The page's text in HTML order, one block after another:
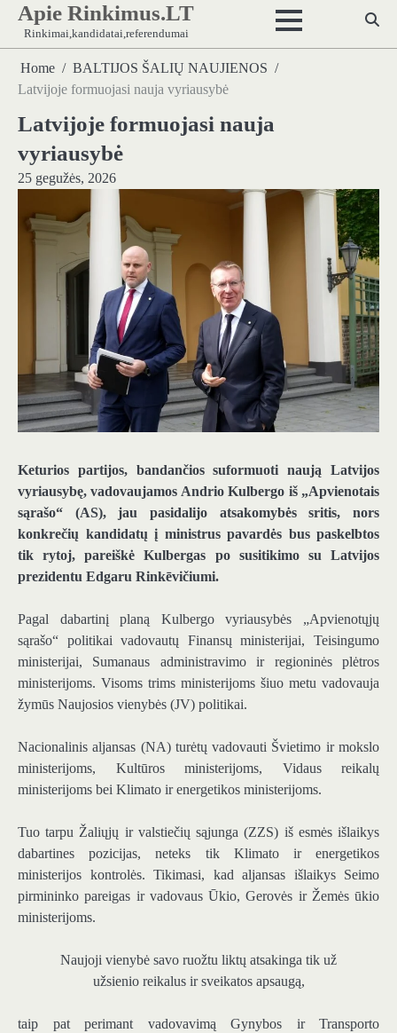
Skip
content
Apie Rinkimus.LT
Rinkimai,kandidatai,referendumai
Home
BALTIJOS ŠALIŲ NAUJIENOS
Latvijoje formuojasi nauja vyriausybė
Latvijoje formuojasi nauja
vyriausybė
25 gegužės, 2026
Keturios partijos, bandančios suformuoti naują Latvijos
vyriausybę, vadovaujamos Andrio Kulbergo iš „Apvienotais
sąrašo“ (AS), jau pasidalijo atsakomybės sritis, nors
konkrečių kandidatų į ministrus pavardės bus paskelbtos
tik rytoj, pareiškė Kulbergas po susitikimo su Latvijos
prezidentu Edgaru Rinkēvičiumi.
Pagal dabartinį planą Kulbergo vyriausybės „Apvienotųjų
sąrašo“ politikai vadovautų Finansų ministerijai, Teisingumo
ministerijai, Sumanaus administravimo ir regioninės plėtros
ministerijoms. Visoms trims ministerijoms šiuo metu vadovauja
žymūs Naujosios vienybės (JV) politikai.
Nacionalinis aljansas (NA) turėtų vadovauti Švietimo ir mokslo
ministerijoms, Kultūros ministerijoms, Vidaus reikalų
ministerijoms bei Klimato ir energetikos ministerijoms.
Tuo tarpu Žaliųjų ir valstiečių sąjunga (ZZS) iš esmės išlaikys
dabartines pozicijas, neteks tik Klimato ir energetikos
ministerijos kontrolės. Tikimasi, kad aljansas išlaikys Seimo
pirmininko pareigas ir vadovaus Ūkio, Gerovės ir Žemės ūkio
ministerijoms.
Naujoji vienybė savo ruožtu liktų atsakinga tik už
užsienio reikalus ir sveikatos apsaugą,
taip pat perimant vadovavimą Gynybos ir Transporto